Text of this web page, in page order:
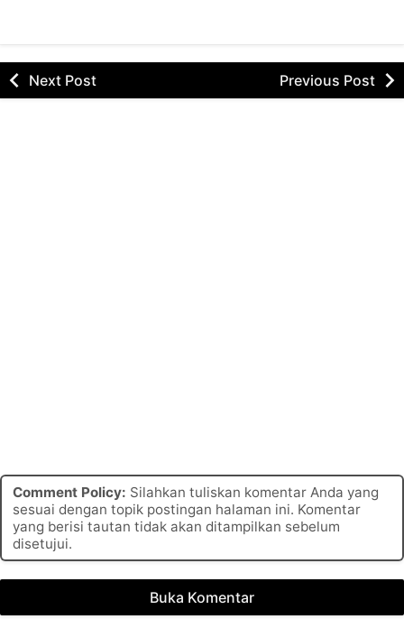
Next Post Previous Post
Comment Policy: Silahkan tuliskan komentar Anda yang
sesuai dengan topik postingan halaman ini. Komentar
yang berisi tautan tidak akan ditampilkan sebelum
disetujui.
Buka Komentar